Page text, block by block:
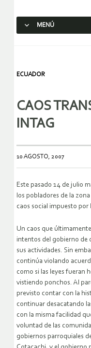
MENÚ
ECUADOR
CAOS
INTAG
10 AGOSTO, 2007
Este pasado 14 de julio
los pobladores de la
caos social impuesto por
Un caos que
intentos del gobierno de
sus actividades. Sin
continúa violando
como si las leyes fueran
vistiendo ponchos. Al
previsto contar con la
continuar desacatando
con la misma facilidad
voluntad de las
gobiernos parroquiales